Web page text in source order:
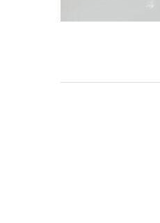
TAKALIDNA
RAWNAQ